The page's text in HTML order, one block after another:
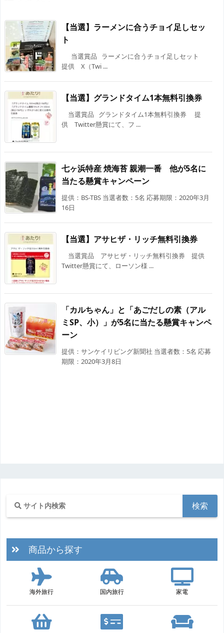
【当選】ラーメンに合うチョイ足しセッ
ト
当選賞品 ラーメンに合うチョイ足しセット
提供 X（Twi ...
【当選】グランドタイム1本無料引換券
当選賞品 グランドタイム1本無料引換券 提
供 Twitter懸賞にて、フ ...
七ヶ浜特産 焼海苔 親潮一番 他が5名に
当たる懸賞キャンペーン
提供：BS-TBS 当選者数：5名 応募期限：2020年3月
16日
【当選】アサヒザ・リッチ無料引換券
当選賞品 アサヒザ・リッチ無料引換券 提供
Twitter懸賞にて、ローソン様 ...
「カルちゃん」と「あごだしの素（アル
ミSP、小）」が5名に当たる懸賞キャンペ
ーン
提供：サンケイリビング新聞社 当選者数：5名 応募
期限：2020年3月8日
商品から探す
海外旅行 国内旅行 家電